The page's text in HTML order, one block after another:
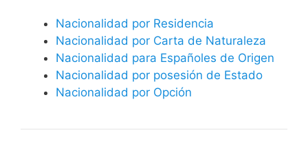
Nacionalidad por Residencia
Nacionalidad por Carta de Naturaleza
Nacionalidad para Españoles de Origen
Nacionalidad por posesión de Estado
Nacionalidad por Opción